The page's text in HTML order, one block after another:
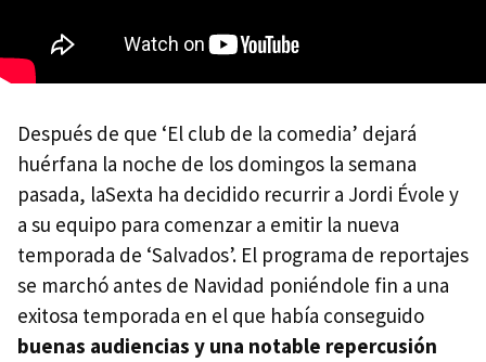
Después de que ‘El club de la comedia’ dejará
huérfana la noche de los domingos la semana
pasada, laSexta ha decidido recurrir a Jordi Évole y
a su equipo para comenzar a emitir la nueva
temporada de ‘Salvados’. El programa de reportajes
se marchó antes de Navidad poniéndole fin a una
exitosa temporada en el que había conseguido
buenas audiencias y una notable repercusión